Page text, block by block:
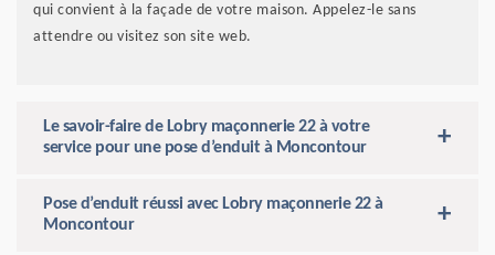
qui convient à la façade de votre maison. Appelez-le sans
attendre ou visitez son site web.
Le savoir-faire de Lobry maçonnerie 22 à votre
service pour une pose d’enduit à Moncontour
Pose d’enduit réussi avec Lobry maçonnerie 22 à
Moncontour